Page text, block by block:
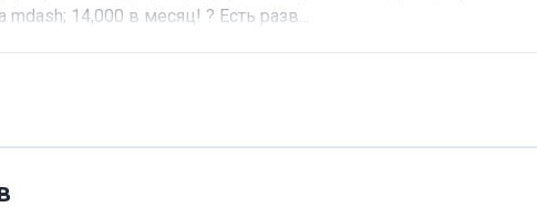
14,000 в месяц! ? Есть разв...